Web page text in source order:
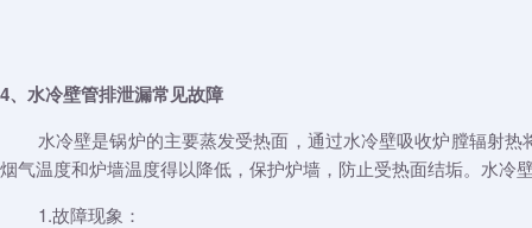
4、水冷壁管排泄漏常见故障
水冷壁是锅炉的主要蒸发受热面，通过水冷壁吸收炉膛辐射
烟气温度和炉墙温度得以降低，保护炉墙，防止受热面结垢。水冷
1.故障现象：